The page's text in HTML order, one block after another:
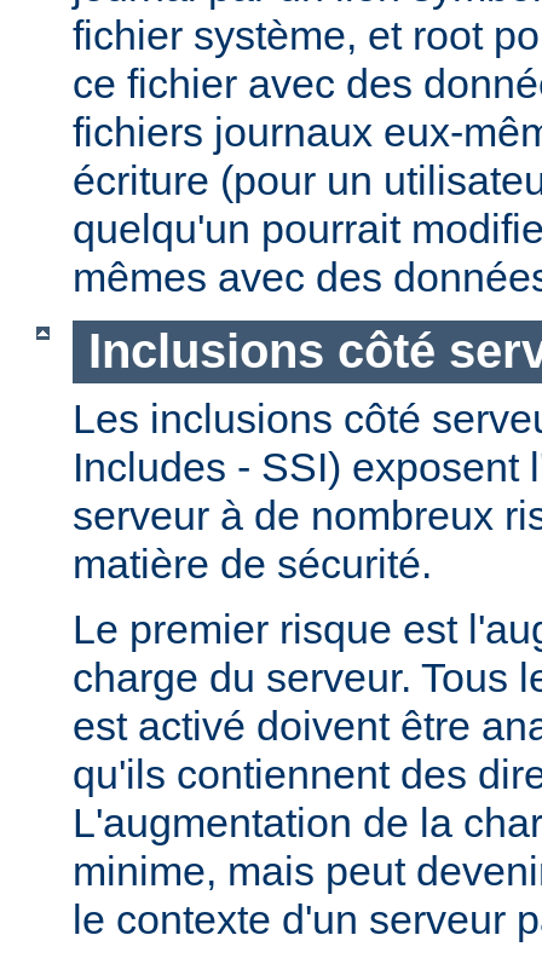
fichier système, et root
ce fichier avec des
fichiers journaux eux-
écriture (pour un
quelqu'un pourrait
mêmes avec des
Inclusions côté
Les inclusions côté
Includes - SSI) exposent
serveur à de nombreux
matière de sécurité.
Le premier risque est
charge du serveur. Tous
est activé doivent être
qu'ils contiennent des
L'augmentation de la
minime, mais peut
le contexte d'un serveur